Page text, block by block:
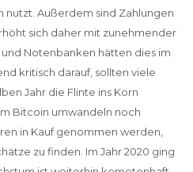
nutzt. Außerdem sind Zahlungen
sich daher mit zunehmender
Notenbanken hätten dies im
kritisch darauf, sollten viele
Jahr die Flinte ins Korn
Bitcoin umwandeln noch
in Kauf genommen werden,
zu finden. Im Jahr 2020 ging